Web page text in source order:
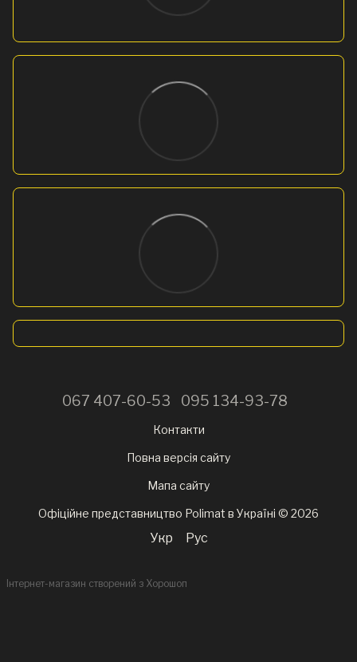
067 407-60-53 095 134-93-78
Контакти
Повна версія сайту
Мапа сайту
Офіційне представництво Polimat в Україні © 2026
Укр Рус
Інтернет-магазин створений з Хорошоп